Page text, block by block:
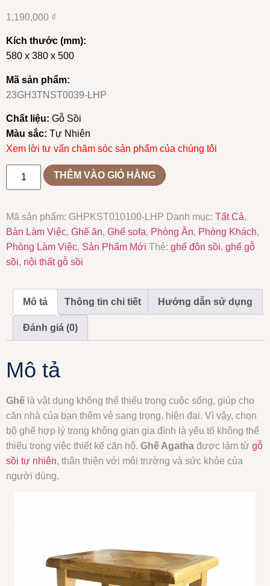
1,190,000 ₫
Kích thước (mm):
580 x 380 x 500
Mã sản phẩm:
23GH3TNST0039-LHP
Chất liệu: Gỗ Sồi
Màu sắc: Tự Nhiên
Xem lời tư vấn chăm sóc sản phẩm của chúng tôi
THÊM VÀO GIỎ HÀNG
Mã sản phẩm: GHPKST010100-LHP Danh mục: Tất Cả,
Bàn Làm Việc, Ghế ăn, Ghế sofa, Phòng Ăn, Phòng Khách,
Phòng Làm Việc, Sản Phẩm Mới Thẻ: ghế đôn sồi, ghế gỗ
sồi, nội thất gỗ sồi
Mô tả Thông tin chi tiết Hướng dẫn sử dụng
Đánh giá (0)
Mô tả
Ghế là vật dụng không thể thiếu trong cuộc sống, giúp cho
căn nhà của bạn thêm vẻ sang trọng, hiện đại. Vì vậy, chọn
bộ ghế hợp lý trong không gian gia đình là yếu tố không thể
thiếu trong việc thiết kế căn hộ. Ghế Agatha được làm từ gỗ
sồi tự nhiên, thân thiện với môi trường và sức khỏe của
người dùng.